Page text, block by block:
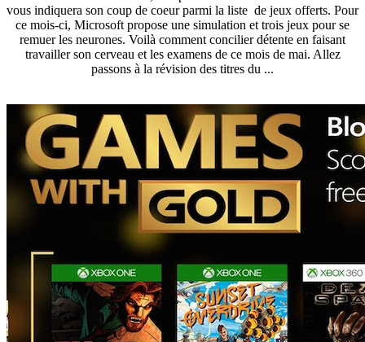
vous indiquera son coup de coeur parmi la liste de jeux offerts. Pour
ce mois-ci, Microsoft propose une simulation et trois jeux pour se
remuer les neurones. Voilà comment concilier détente en faisant
travailler son cerveau et les examens de ce mois de mai. Allez
passons à la révision des titres du ...